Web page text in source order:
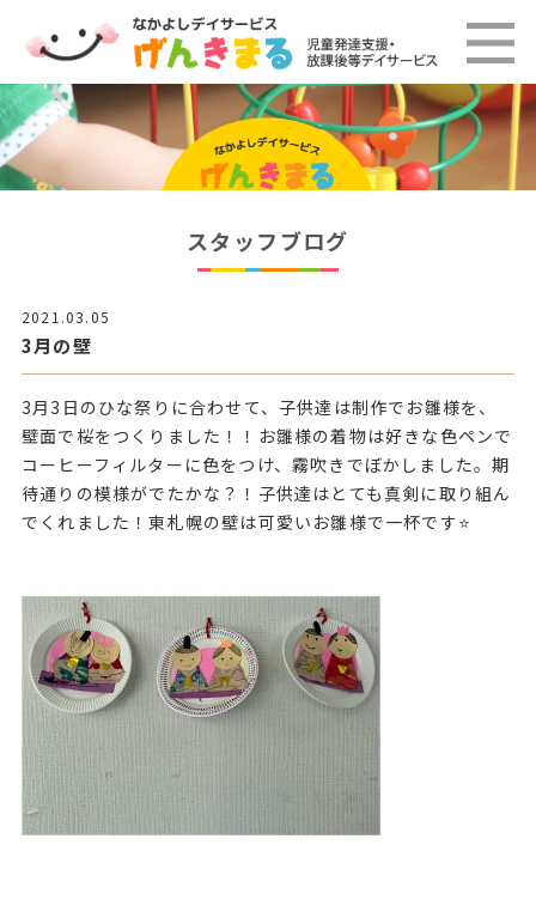
スタッフブログ
2021.03.05
3月の壁
3月3日のひな祭りに合わせて、子供達は制作でお雛様を、
壁面で桜をつくりました！！お雛様の着物は好きな色ペンで
コーヒーフィルターに色をつけ、霧吹きでぼかしました。期
待通りの模様がでたかな？！子供達はとても真剣に取り組ん
でくれました！東札幌の壁は可愛いお雛様で一杯です⭐️